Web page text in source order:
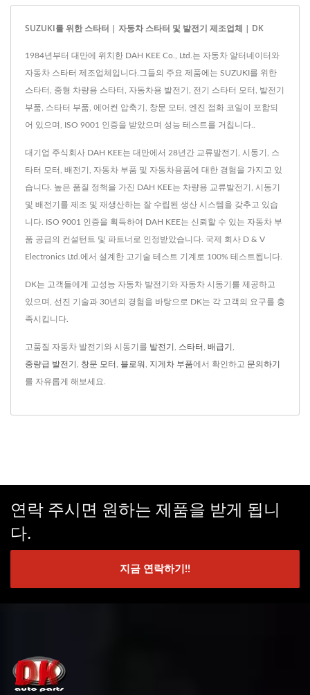
SUZUKI를 위한 스타터 | 자동차 스타터 및 발전기 제조업체 | DK
1984년부터 대만에 위치한 DAH KEE Co., Ltd.는 자동차 알터네이터와
자동차 스타터 제조업체입니다.그들의 주요 제품에는 SUZUKI를 위한
스타터, 중형 차량용 스타터, 자동차용 발전기, 전기 스타터 모터, 발전기
부품, 스타터 부품, 에어컨 압축기, 창문 모터, 엔진 점화 코일이 포함되
어 있으며, ISO 9001 인증을 받았으며 성능 테스트를 거칩니다..
대기업 주식회사 DAH KEE는 대만에서 28년간 교류발전기, 시동기, 스
타터 모터, 배전기, 자동차 부품 및 자동차용품에 대한 경험을 가지고 있
습니다. 높은 품질 정책을 가진 DAH KEE는 차량용 교류발전기, 시동기
및 배전기를 제조 및 재생산하는 잘 수립된 생산 시스템을 갖추고 있습
니다. ISO 9001 인증을 획득하여 DAH KEE는 신뢰할 수 있는 자동차 부
품 공급의 컨설턴트 및 파트너로 인정받았습니다. 국제 회사 D & V
Electronics Ltd.에서 설계한 고기술 테스트 기계로 100% 테스트됩니다.
DK는 고객들에게 고성능 자동차 발전기와 자동차 시동기를 제공하고
있으며, 선진 기술과 30년의 경험을 바탕으로 DK는 각 고객의 요구를 충
족시킵니다.
고품질 자동차 발전기와 시동기를 발전기 스타터 배급기
중량급 발전기 창문 모터 블로워 지게차 부품에서 확인하고 문의하기
를 자유롭게 해보세요.
연락 주시면 원하는 제품을 받게 됩니
다.
지금 연락하기!!